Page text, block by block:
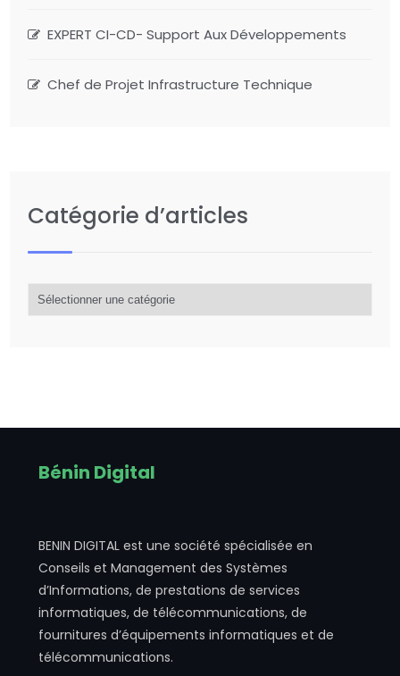
EXPERT CI-CD- Support Aux Développements
Chef de Projet Infrastructure Technique
Catégorie d’articles
d’articles
Bénin Digital
BENIN DIGITAL est une société spécialisée en
Conseils et Management des Systèmes
d’Informations, de prestations de services
informatiques, de télécommunications, de
fournitures d’équipements informatiques et de
télécommunications.